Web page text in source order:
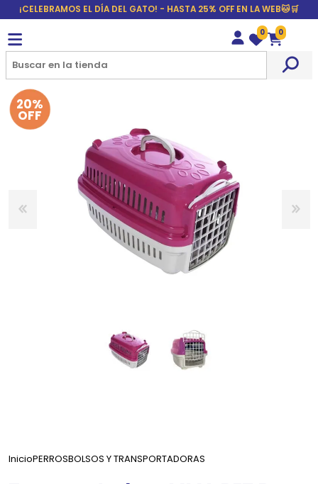
¡CELEBRAMOS EL DÍA DEL GATO! - HASTA 25% OFF EN LA WEB🐱🛒
Wishlist
0
Carrito
0
20%
OFF
InicioPERROSBOLSOS Y TRANSPORTADORAS